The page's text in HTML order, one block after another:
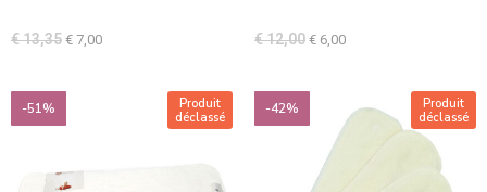
€13,35 € 7,00 €12,00 € 6,00
-51%
Produit
déclassé
-42%
Produit
déclassé